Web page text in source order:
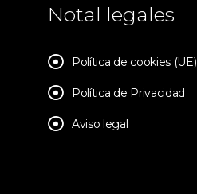
Notal legales
Política de cookies (UE)
Política de Privacidad
Aviso legal